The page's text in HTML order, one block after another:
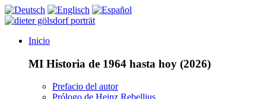
Inicio
MI Historia de 1964 hasta hoy (2026)
Prefacio del autor